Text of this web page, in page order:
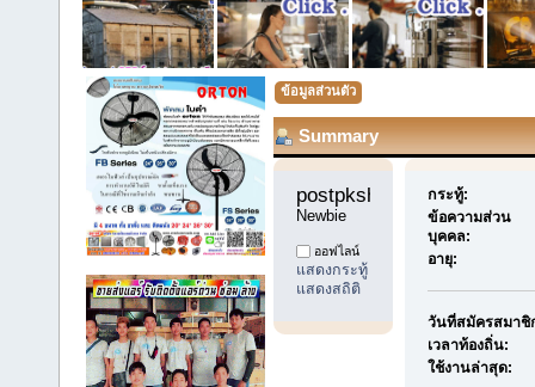
ข้อมูลส่วนตัว
Summary
Newbie
ออฟไลน์
แสดงกระทู้
แสดงสถิติ
กระทู้:
ข้อความส่วน
บุคคล:
อายุ:
วันที่สมัครสมาชิ
เวลาท้องถิ่น:
ใช้งานล่าสุด: